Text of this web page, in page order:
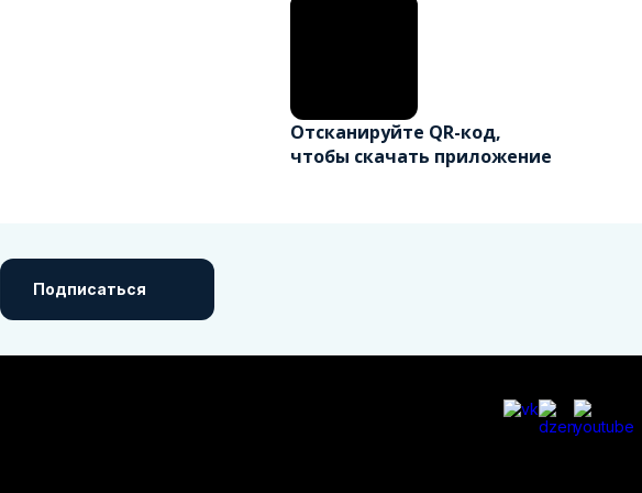
Отсканируйте QR-код,
чтобы скачать приложение
Подписаться